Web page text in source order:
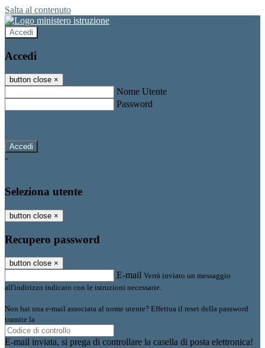
Salta al contenuto
Accedi
Accedi
button close ×
Nome Utente
Password
-
Seleziona utente
button close ×
Recupero password
button close ×
E-mail Verrà inviato un messaggio
all'indirizzo indicato con le istruzioni necessarie.
Non hai una e-mail associata al nome utente? Effettua il reset della password
tramite la
E-mail inviata, si prega di controllare la casella di posta elettronica!